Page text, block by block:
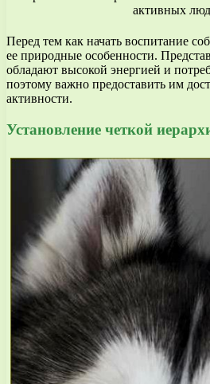
Перед тем как начать воспитание
ее природные особенности.
обладают высокой энергией и
поэтому важно предоставить им
активности.
Установление четкой